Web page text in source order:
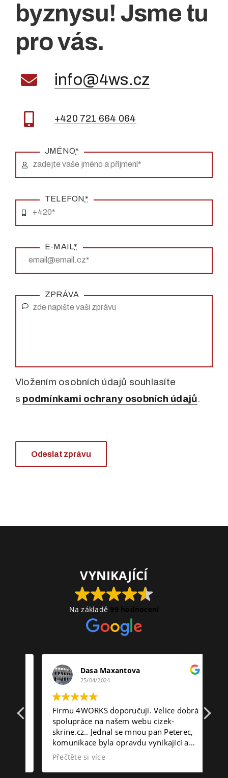
byznysu! Jsme tu
pro vás.
info@4ws.cz
+420 721 664 064
JMÉNO*
TELEFON*
E-MAIL*
ZPRÁVA
Vložením osobních údajů souhlasíte
s podmínkami ochrany osobních údajů.
Odeslat zprávu
VYNIKAJÍCÍ
Na základě 99 hodnocení
Dasa Maxantova
25/04/2024
Firmu 4WORKS doporučuji. Velice dobrá
spolupráce na našem webu cizek-
skrine.cz.. Jednal se mnou pan Peterec,
komunikace byla opravdu vynikající a
splnila moje očekávání.
Přečtěte si více